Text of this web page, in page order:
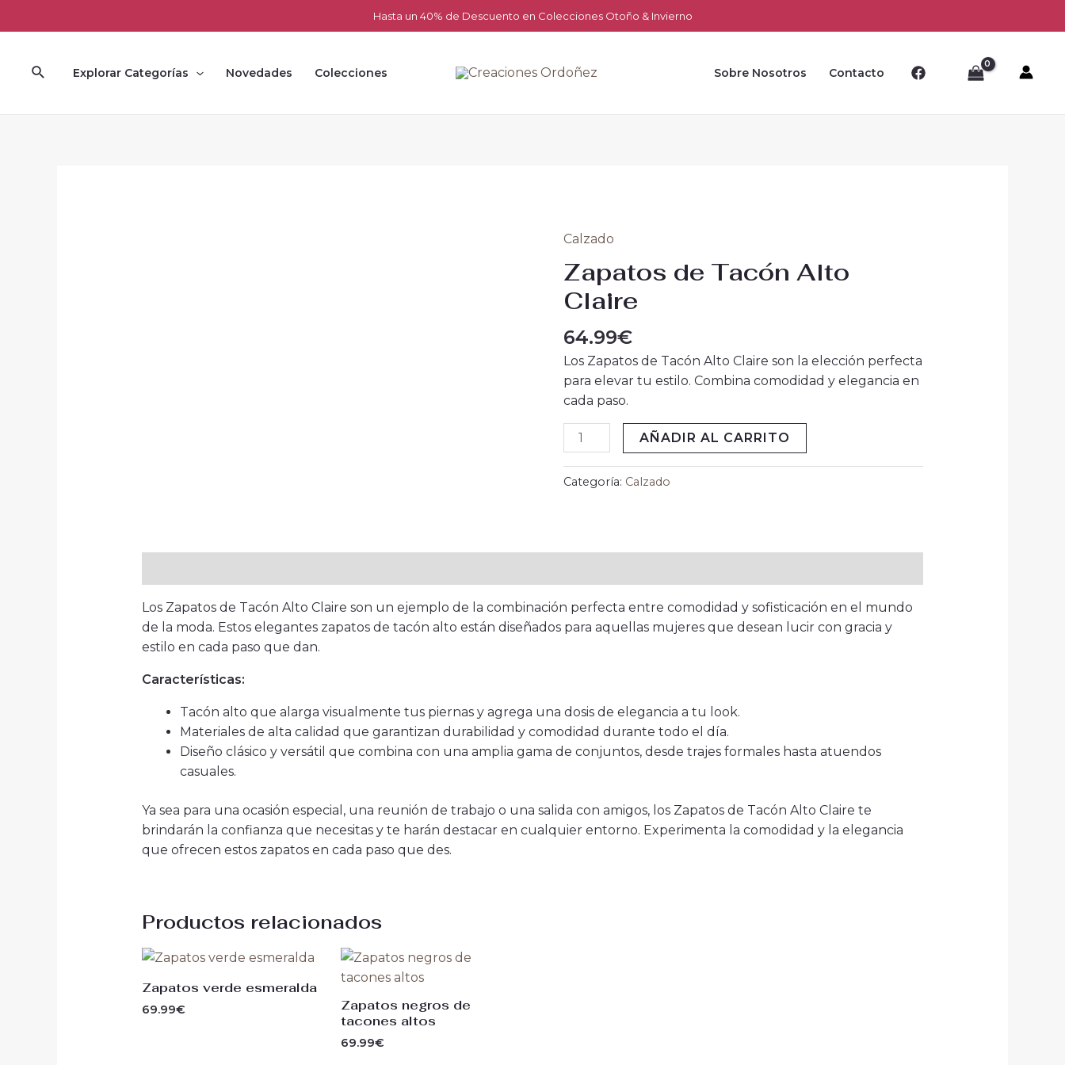
al
Hasta un 40% de Descuento en Colecciones Otoño & Invierno
BuscarExplorar Categorías Novedades Colecciones Sobre Nosotros Contacto
Calzado
Zapatos de Tacón Alto
Claire
64.99€
Los Zapatos de Tacón Alto Claire son la elección perfecta
para elevar tu estilo. Combina comodidad y elegancia en
cada paso.
Zapatos
de
Tacón
Alto
cantidad
AÑADIR AL CARRITO
Categoría: Calzado
Los Zapatos de Tacón Alto Claire son un ejemplo de la combinación perfecta entre comodidad y sofisticación en el mundo
de la moda. Estos elegantes zapatos de tacón alto están diseñados para aquellas mujeres que desean lucir con gracia y
estilo en cada paso que dan.
Características:
Tacón alto que alarga visualmente tus piernas y agrega una dosis de elegancia a tu look.
Materiales de alta calidad que garantizan durabilidad y comodidad durante todo el día.
Diseño clásico y versátil que combina con una amplia gama de conjuntos, desde trajes formales hasta atuendos
casuales.
Ya sea para una ocasión especial, una reunión de trabajo o una salida con amigos, los Zapatos de Tacón Alto Claire te
brindarán la confianza que necesitas y te harán destacar en cualquier entorno. Experimenta la comodidad y la elegancia
que ofrecen estos zapatos en cada paso que des.
Productos relacionados
Zapatos verde esmeralda
69.99€
Zapatos negros de
tacones altos
69.99€